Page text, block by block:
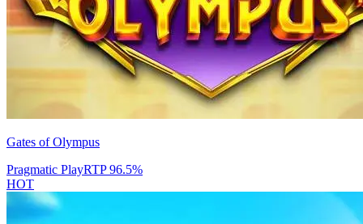
Gates of Olympus
Pragmatic PlayRTP96.5%
HOT